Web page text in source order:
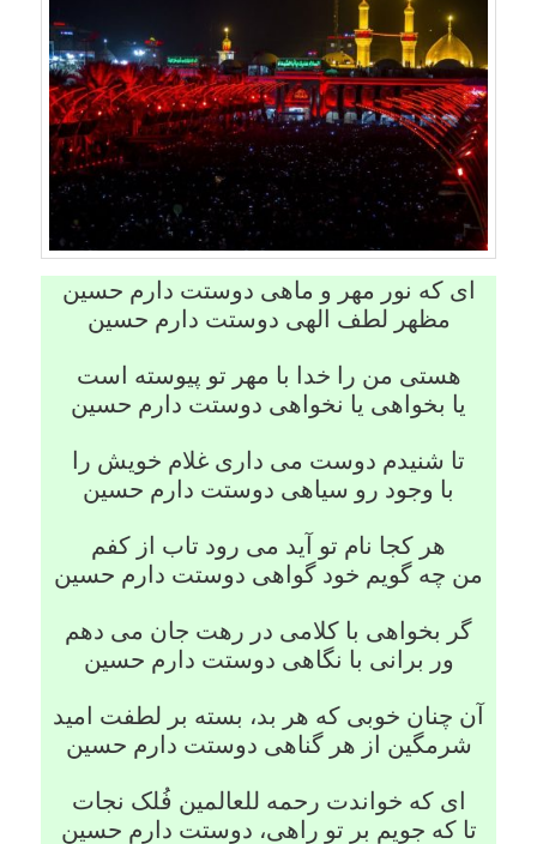
ای که نور مهر و ماهی دوستت دارم حسین
مظهر لطف الهی دوستت دارم حسین
هستی من را خدا با مهر تو پیوسته است
یا بخواهی یا نخواهی دوستت دارم حسین
تا شنیدم دوست می داری غلام خویش را
با وجود رو سیاهی دوستت دارم حسین
هر کجا نام تو آید می رود تاب از کفم
من چه گویم خود گواهی دوستت دارم حسین
گر بخواهی با کلامی در رهت جان می دهم
ور برانی با نگاهی دوستت دارم حسین
آن چنان خوبی که هر بد، بسته بر لطفت امید
شرمگین از هر گناهی دوستت دارم حسین
ای که خواندت رحمه للعالمین فُلک نجات
تا که جویم بر تو راهی، دوستت دارم حسین